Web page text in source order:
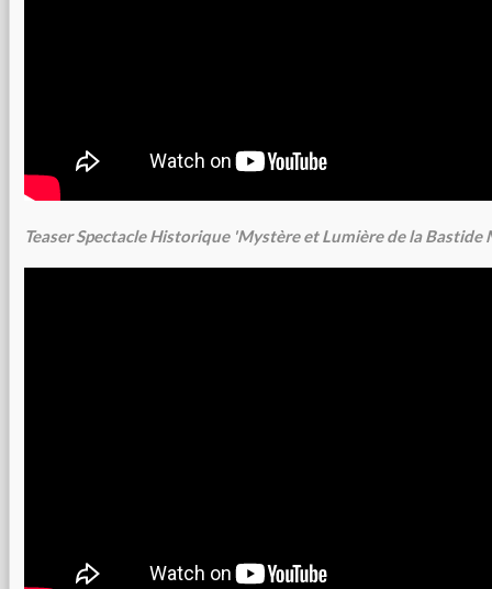
Teaser Spectacle Historique 'Mystère et Lumière de la Bastide